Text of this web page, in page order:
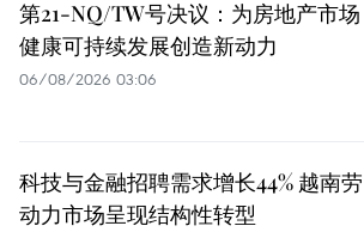
第21-NQ/TW号决议：为房地产市场
健康可持续发展创造新动力
06/08/2026 03:06
科技与金融招聘需求增长44% 越南劳
动力市场呈现结构性转型